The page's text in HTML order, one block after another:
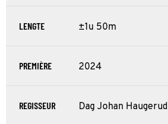
LENGTE ±1u 50m
PREMIÈRE 2024
REGISSEUR Dag Johan Haugerud